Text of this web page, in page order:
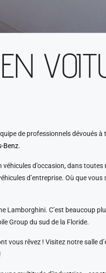
de professionnels dévoués
Benz.
d’occasion, dans
d’entreprise. Où que
Lamborghini. C’est beaucoup
Group du sud de la Floride.
vous rêvez ! Visitez notre salle